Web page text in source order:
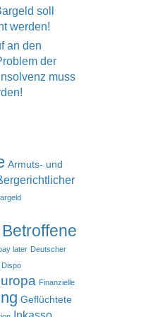
soll
werden!
an den
der
muss
Armuts- und
Betroffene
later Deutscher
Dispo
Finanzielle
Geflüchtete